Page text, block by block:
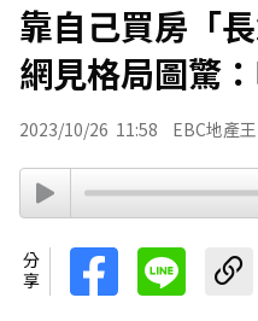
靠自己買房「
網見格局圖驚
2023/10/26 11:58 EBC地產王
分享